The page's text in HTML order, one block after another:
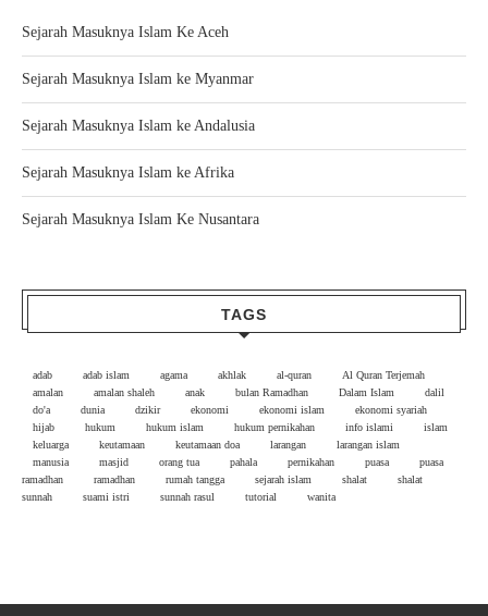
Sejarah Masuknya Islam Ke Aceh
Sejarah Masuknya Islam ke Myanmar
Sejarah Masuknya Islam ke Andalusia
Sejarah Masuknya Islam ke Afrika
Sejarah Masuknya Islam Ke Nusantara
TAGS
adab adab islam agama akhlak al-quran
Al Quran Terjemah
amalan
amalan shaleh anak bulan Ramadhan Dalam Islam
dalil
do'a
dunia dzikir ekonomi ekonomi islam
ekonomi syariah
hijab
hukum hukum islam hukum pernikahan info islami
islam
keluarga
keutamaan keutamaan doa larangan
larangan islam
manusia
masjid orang tua pahala pernikahan puasa
puasa
ramadhan
ramadhan rumah tangga sejarah islam shalat
shalat
sunnah
suami istri sunnah rasul tutorial wanita